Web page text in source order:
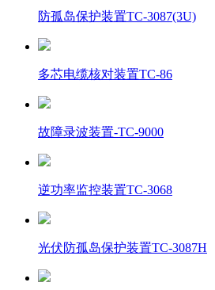
防孤岛保护装置TC-3087(3U)
多芯电缆核对装置TC-86
故障录波装置-TC-9000
逆功率监控装置TC-3068
光伏防孤岛保护装置TC-3087H